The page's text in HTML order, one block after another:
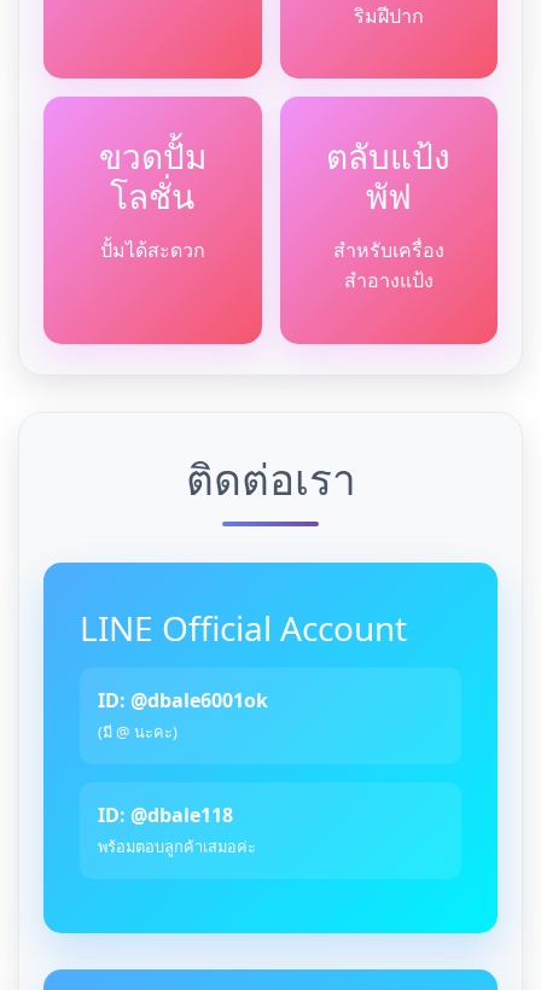
ริมฝีปาก
ขวดปั้ม
โลชั่น
ปั้มได้สะดวก
ตลับแป้ง
พัฟ
สำหรับเครื่อง
สำอางแป้ง
ติดต่อเรา
LINE Official Account
ID: @dbale6001ok
(มี @ นะคะ)
ID: @dbale118
พร้อมตอบลูกค้าเสมอค่ะ